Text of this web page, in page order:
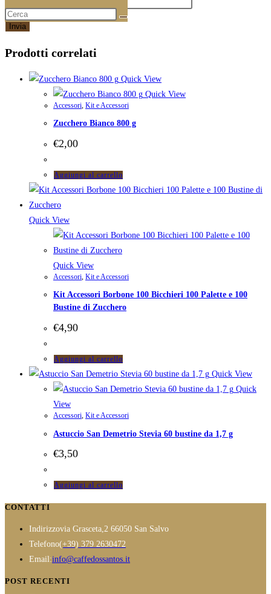
Prodotti correlati
Quick View
Quick View
Accessori Kit e Accessori
Zucchero Bianco 800 g
€2,00
Aggiungi al carrello
Quick View
Quick View
Accessori, Kit e Accessori
Kit Accessori Borbone 100 Bicchieri 100 Palette e 100
Bustine di Zucchero
€4,90
Aggiungi al carrello
Quick View
Quick
View
Accessori, Kit e Accessori
Astuccio San Demetrio Stevia 60 bustine da 1,7 g
€3,50
Aggiungi al carrello
CONTATTI
Indirizzovia Grasceta,2 66050 San Salvo
Telefono(+39) 379 2630472
in
Email:info@caffedossantos.itOpens
POST RECENTI